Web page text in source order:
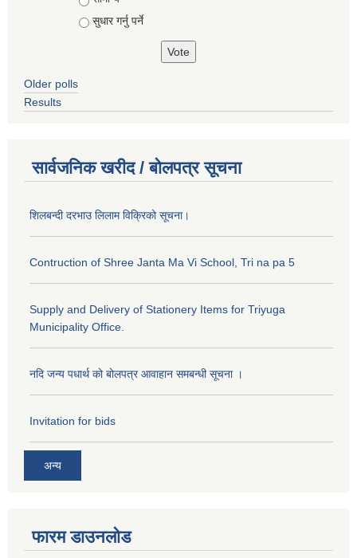
सुधार गर्नु पर्ने
Older polls
Results
सार्वजनिक खरीद / बोलपत्र सूचना
शिलबन्दी दरभाउ लिलाम विक्रिको सूचना।
Contruction of Shree Janta Ma Vi School, Tri na pa 5
Supply and Delivery of Stationery Items for Triyuga
Municipality Office.
नदि जन्य पधार्थ को बोलपत्र आवाहान समबन्धी सूचना ।
Invitation for bids
अन्य
फारम डाउनलोड